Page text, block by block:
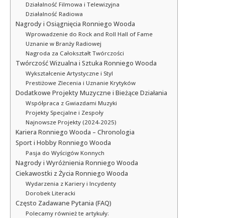
Działalność Filmowa i Telewizyjna
Działalność Radiowa
Nagrody i Osiągnięcia Ronniego Wooda
Wprowadzenie do Rock and Roll Hall of Fame
Uznanie w Branży Radiowej
Nagroda za Całokształt Twórczości
Twórczość Wizualna i Sztuka Ronniego Wooda
Wykształcenie Artystyczne i Styl
Prestiżowe Zlecenia i Uznanie Krytyków
Dodatkowe Projekty Muzyczne i Bieżące Działania
Współpraca z Gwiazdami Muzyki
Projekty Specjalne i Zespoły
Najnowsze Projekty (2024-2025)
Kariera Ronniego Wooda – Chronologia
Sport i Hobby Ronniego Wooda
Pasja do Wyścigów Konnych
Nagrody i Wyróżnienia Ronniego Wooda
Ciekawostki z Życia Ronniego Wooda
Wydarzenia z Kariery i Incydenty
Dorobek Literacki
Często Zadawane Pytania (FAQ)
Polecamy również te artykuły: